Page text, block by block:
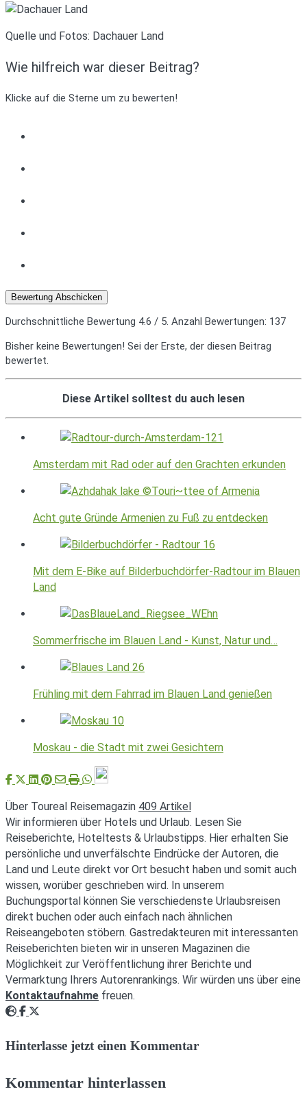
Quelle und Fotos: Dachauer Land
Wie hilfreich war dieser Beitrag?
Klicke auf die Sterne um zu bewerten!
Bewertung Abschicken
Durchschnittliche Bewertung 4.6 / 5. Anzahl Bewertungen: 137
Bisher keine Bewertungen! Sei der Erste, der diesen Beitrag
bewertet.
Diese Artikel solltest du auch lesen
Amsterdam mit Rad oder auf den Grachten erkunden
Acht gute Gründe Armenien zu Fuß zu entdecken
Mit dem E-Bike auf Bilderbuchdörfer-Radtour im Blauen
Land
Sommerfrische im Blauen Land - Kunst, Natur und…
Frühling mit dem Fahrrad im Blauen Land genießen
Moskau - die Stadt mit zwei Gesichtern
Über Toureal Reisemagazin 409 Artikel
Wir informieren über Hotels und Urlaub. Lesen Sie
Reiseberichte, Hoteltests & Urlaubstipps. Hier erhalten Sie
persönliche und unverfälschte Eindrücke der Autoren, die
Land und Leute direkt vor Ort besucht haben und somit auch
wissen, worüber geschrieben wird. In unserem
Buchungsportal können Sie verschiedenste Urlaubsreisen
direkt buchen oder auch einfach nach ähnlichen
Reiseangeboten stöbern. Gastredakteuren mit interessanten
Reiseberichten bieten wir in unseren Magazinen die
Möglichkeit zur Veröffentlichung ihrer Berichte und
Vermarktung Ihrers Autorenrankings. Wir würden uns über eine
Kontaktaufnahme freuen.
Webseite
Facebook
Hinterlasse jetzt einen Kommentar
Kommentar hinterlassen